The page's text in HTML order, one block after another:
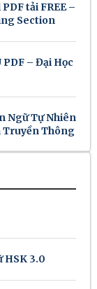
tải FREE –
Section
PDF – Đại Học
Ngữ Tự Nhiên
Truyền Thông
HSK 3.0